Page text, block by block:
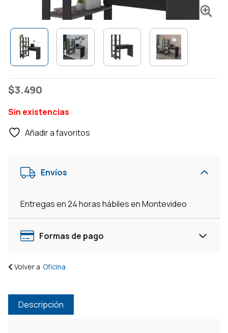
$3.490
Sin existencias
Añadir a favoritos
Envíos
Entregas en 24 horas hábiles en Montevideo
Formas de pago
Volver a Oficina
Descripción